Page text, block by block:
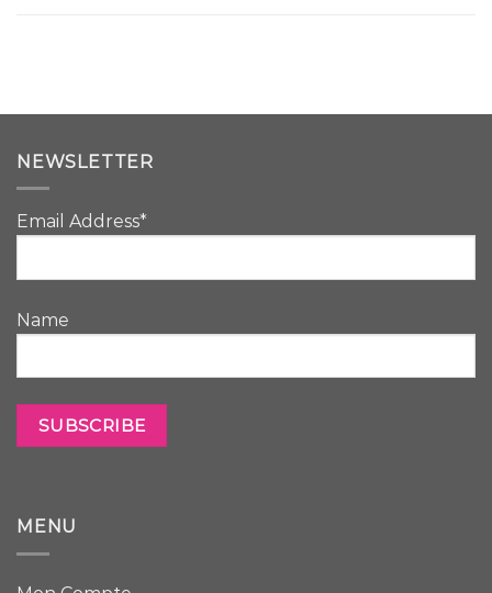
NEWSLETTER
Email Address*
Name
MENU